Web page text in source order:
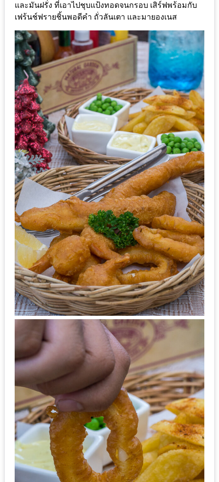
TIMELINE
POLICY
OKTOBERFEST
ครั้ง
ที่
2
เทศกาล
เบียร์
ที่
ใหญ่
ที่สุด
ใน
โลก
โรง
แรม
ฮอ
ลิ
เดย์
อินน์
เชียงใหม่
PANDA
:
ทำไม
เรา
ทำ
อาหาร
ทาน
เอง?
SHOP
และมันฝรั่ง ที่เอาไปชุบแป้งทอดจนกรอบ เสิร์ฟพร้อมกับ
เฟร้นช์ฟรายชิ้นพอดีคำ ถั่วลันเตา และมายองเนส